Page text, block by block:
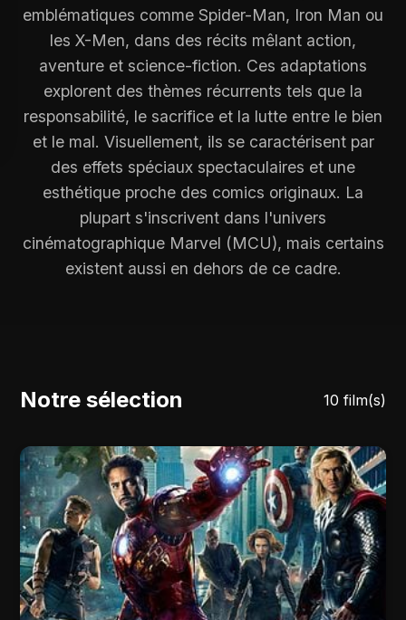
emblématiques comme Spider-Man, Iron Man ou
les X-Men, dans des récits mêlant action,
aventure et science-fiction. Ces adaptations
explorent des thèmes récurrents tels que la
responsabilité, le sacrifice et la lutte entre le bien
et le mal. Visuellement, ils se caractérisent par
des effets spéciaux spectaculaires et une
esthétique proche des comics originaux. La
plupart s'inscrivent dans l'univers
cinématographique Marvel (MCU), mais certains
existent aussi en dehors de ce cadre.
Notre sélection 10 film(s)